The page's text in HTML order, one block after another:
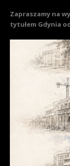
Zapraszamy na
tytułem Gdynia